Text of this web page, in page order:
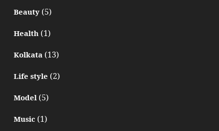
Beauty(5)
Health(1)
Kolkata(13)
Life style (2)
Model(5)
Music(1)